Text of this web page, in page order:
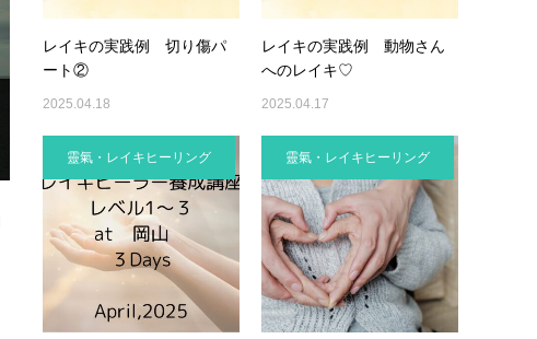
レイキの実践例 切り傷パ
ート②
2025.04.18
レイキの実践例 動物さん
へのレイキ♡
2025.04.17
靈氣・レイキヒーリング 靈氣・レイキヒーリング